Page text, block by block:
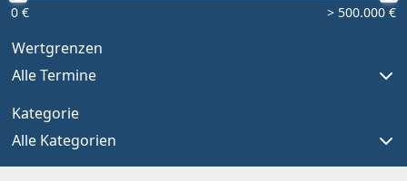
0 € > 500.000 €
Wertgrenzen
Alle Termine
Kategorie
Alle Kategorien